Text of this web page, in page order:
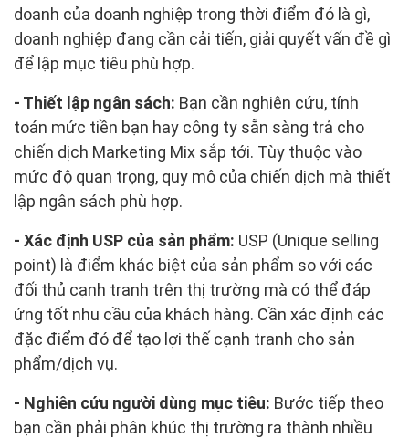
doanh của doanh nghiệp trong thời điểm đó là gì,
doanh nghiệp đang cần cải tiến, giải quyết vấn đề gì
để lập mục tiêu phù hợp.
- Thiết lập ngân sách: Bạn cần nghiên cứu, tính
toán mức tiền bạn hay công ty sẵn sàng trả cho
chiến dịch Marketing Mix sắp tới. Tùy thuộc vào
mức độ quan trọng, quy mô của chiến dịch mà thiết
lập ngân sách phù hợp.
- Xác định USP của sản phẩm: USP (Unique selling
point) là điểm khác biệt của sản phẩm so với các
đối thủ cạnh tranh trên thị trường mà có thể đáp
ứng tốt nhu cầu của khách hàng. Cần xác định các
đặc điểm đó để tạo lợi thế cạnh tranh cho sản
phẩm/dịch vụ.
- Nghiên cứu người dùng mục tiêu: Bước tiếp theo
bạn cần phải phân khúc thị trường ra thành nhiều